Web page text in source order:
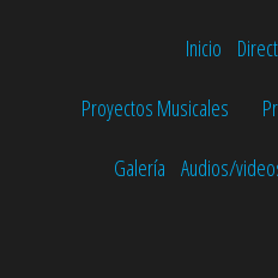
Inicio
Proyectos Musicales
Galería Audios/